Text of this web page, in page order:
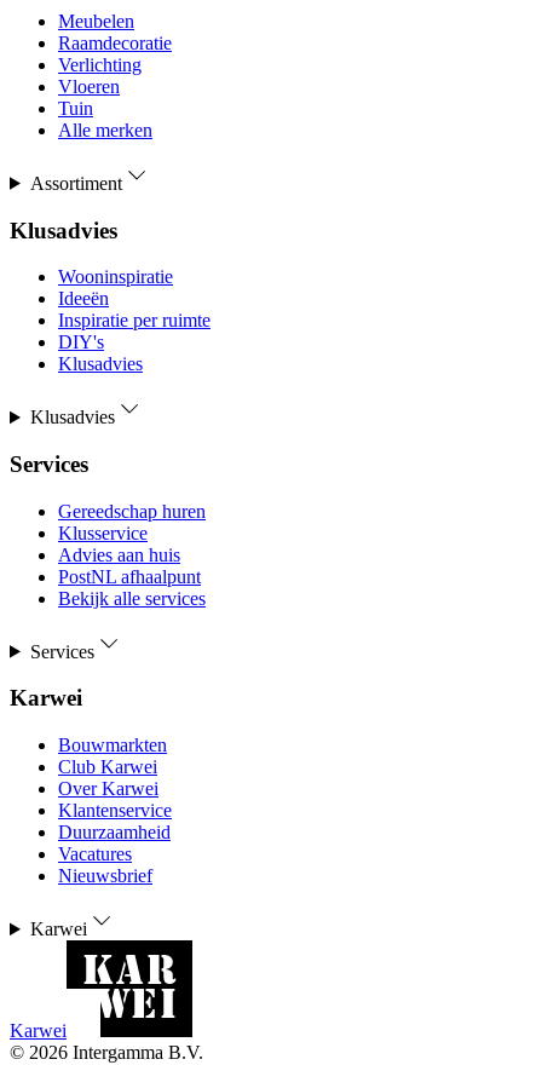
Meubelen
Raamdecoratie
Verlichting
Vloeren
Tuin
Alle merken
Assortiment
Klusadvies
Wooninspiratie
Ideeën
Inspiratie per ruimte
DIY's
Klusadvies
Klusadvies
Services
Gereedschap huren
Klusservice
Advies aan huis
PostNL afhaalpunt
Bekijk alle services
Services
Karwei
Bouwmarkten
Club Karwei
Over Karwei
Klantenservice
Duurzaamheid
Vacatures
Nieuwsbrief
Karwei
Karwei
© 2026 Intergamma B.V.